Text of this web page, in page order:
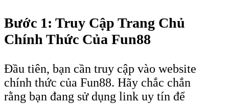
Bước 1: Truy Cập Trang Chủ
Chính Thức Của Fun88
Đầu tiên, bạn cần truy cập vào website
chính thức của Fun88. Hãy chắc chắn
rằng bạn đang sử dụng link uy tín để